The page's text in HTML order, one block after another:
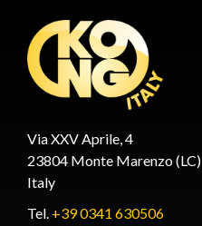
Via XXV Aprile, 4
23804 Monte Marenzo (LC)
Italy
Tel. +39 0341 630506